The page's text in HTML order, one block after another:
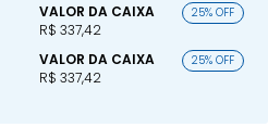
VALOR DA CAIXA
R$ 337,42
25% OFF
VALOR DA CAIXA
R$ 337,42
25% OFF